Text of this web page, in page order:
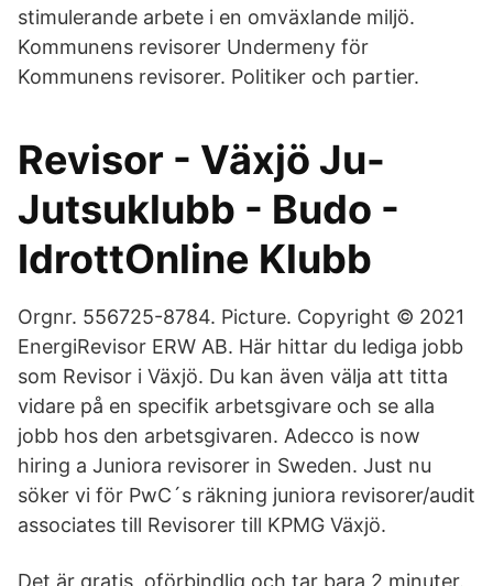
stimulerande arbete i en omväxlande miljö.
Kommunens revisorer Undermeny för
Kommunens revisorer. Politiker och partier.
Revisor - Växjö Ju-
Jutsuklubb - Budo -
IdrottOnline Klubb
Orgnr. 556725-8784. Picture. Copyright © 2021
EnergiRevisor ERW AB. Här hittar du lediga jobb
som Revisor i Växjö. Du kan även välja att titta
vidare på en specifik arbetsgivare och se alla
jobb hos den arbetsgivaren. Adecco is now
hiring a Juniora revisorer in Sweden. Just nu
söker vi för PwC´s räkning juniora revisorer/audit
associates till Revisorer till KPMG Växjö.
Det är gratis, oförbindlig och tar bara 2 minuter.